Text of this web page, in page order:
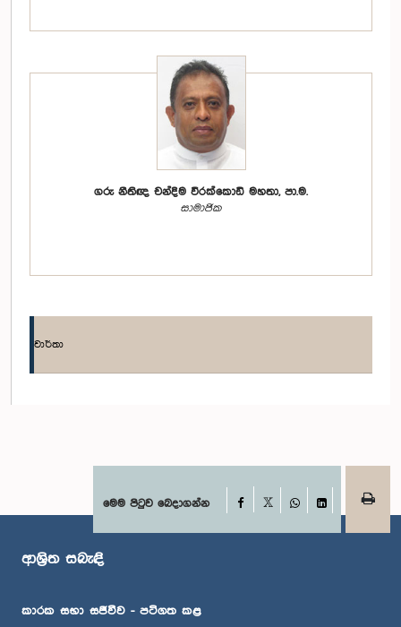
ගරු නීතිඥ චන්දිම වීරක්කොඩි මහතා, පා.ම.
සාමාජික
වාර්තා
මෙම පිටුව බෙදාගන්න Facebook
WhatsApp
LinkedIn
ආශ්‍රිත සබැඳි
කාරක සභා සජීවීව - පටිගත කළ